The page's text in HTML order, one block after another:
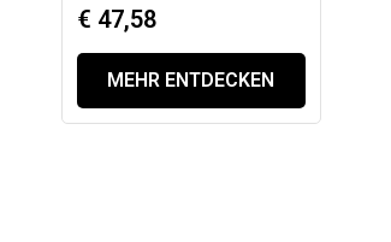
€ 47,58
MEHR ENTDECKEN